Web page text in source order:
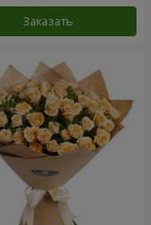
Заказать